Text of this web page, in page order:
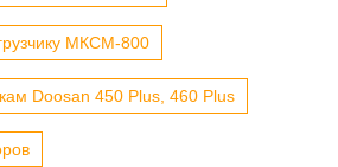
МКСМ-800
Doosan 450 Plus, 460 Plus